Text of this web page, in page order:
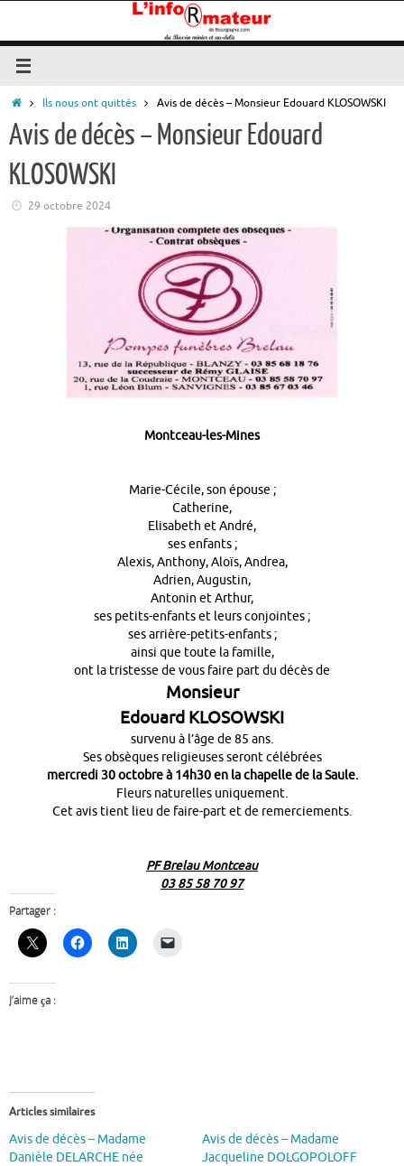
contenu
AccueilIls nous ont quittés Avis de décès – Monsieur Edouard KLOSOWSKI
Avis de décès – Monsieur Edouard
KLOSOWSKI
29 octobre 2024
Montceau-les-Mines
Marie-Cécile, son épouse ;
Catherine,
Elisabeth et André,
ses enfants ;
Alexis, Anthony, Aloïs, Andrea,
Adrien, Augustin,
Antonin et Arthur,
ses petits-enfants et leurs conjointes ;
ses arrière-petits-enfants ;
ainsi que toute la famille,
ont la tristesse de vous faire part du décès de
Monsieur
Edouard KLOSOWSKI
survenu à l’âge de 85 ans.
Ses obsèques religieuses seront célébrées
mercredi 30 octobre à 14h30 en la chapelle de la Saule.
Fleurs naturelles uniquement.
Cet avis tient lieu de faire-part et de remerciements.
PF Brelau Montceau
03 85 58 70 97
Partager :
J’aime ça :
Articles similaires
Avis de décès – Madame
Danièle DELARCHE née
Avis de décès – Madame
Jacqueline DOLGOPOLOFF